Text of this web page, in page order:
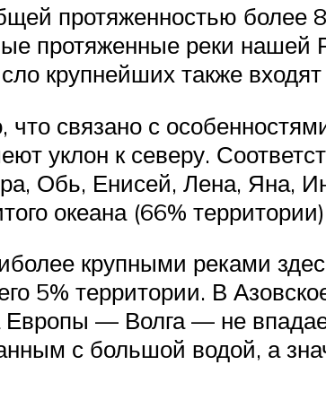
протяженностью более
протяженные реки
крупнейших также
связано с
уклон к северу.
Обь, Енисей, Лена, Яна,
океана (66%
крупными реками
5% территории. В
— Волга — не
с большой водой, а